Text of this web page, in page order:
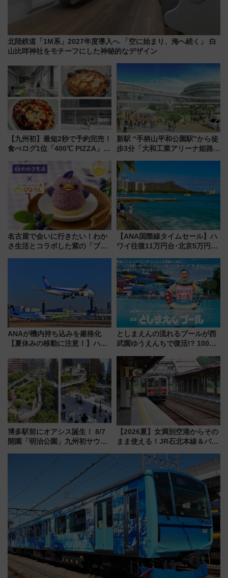
北陸鉄道「1M系」2027年度導入へ 「空に始まり、海へ続く」 白
山比咩神社をモチーフにした神秘的なデザイン
【九州初】最短2秒で予約完売！
食べログ1位「400℃ PIZZA」が
プン。もつ鍋風など限定メニュ
新駅 “手柄山平和公園駅”から徒
歩3分「大和工業アリーナ姫路」
大相撲巡業など 豪華イベントと
アクセス
名古屋で会いに行きたい！わか
さ生活とコラボした紫の「ブル
【ANA国際線タイムセール】ハ
ワイ往復11万円台･北京5万円台
来春のGW旅行まで狙える激ア
ツ路線まとめ（8/10まで）
ANAが機内持ち込みを厳格化
【夏休みの移動に注意！】ハン
「身の回り品」新サイズ制限
(40×30×20cm)おさらい
としまえんの流れるプールが西
武園ゆうえんちで復活!? 100周
イダー」に注目 2026年夏は所
沢へ遊びに行こう
博多駅前にオアシス誕生！ 8/7
開園「明治公園」九州初サウナ
品グルメ登場で駅前の過ごし方
はどう変わる？
【2026夏】女満別空港からその
まま使える！JR石北本線＆バス
ーパス」でおトクに道東観光
（8/3発売）